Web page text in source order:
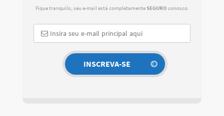
Fique tranquilo, seu e-mail está completamente SEGURO conosco.